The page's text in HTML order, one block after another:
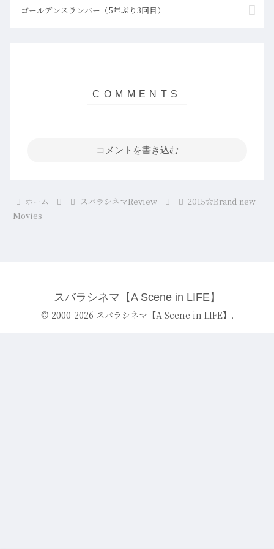
ゴールデンスランバー（5年ぶり3回目）
コメントを書き込む
ホーム スバラシネマReview
2015☆Brand new
Movies
スバラシネマ【A Scene in LIFE】
© 2000-2026 スバラシネマ【A Scene in LIFE】.